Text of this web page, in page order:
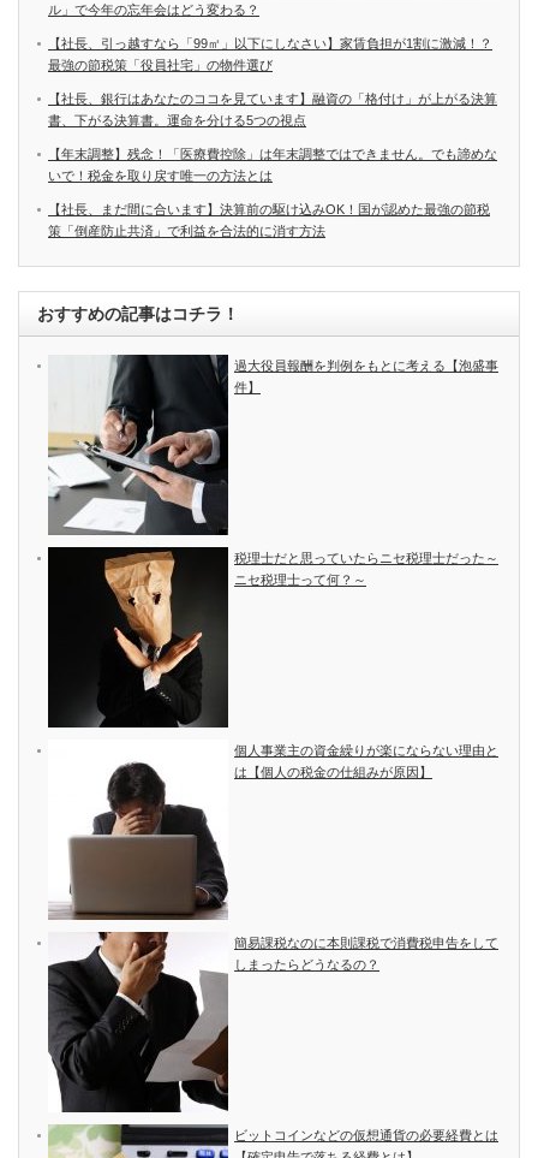
ル」で今年の忘年会はどう変わる？
【社長、引っ越すなら「99㎡」以下にしなさい】家賃負担が1割に激減！？
最強の節税策「役員社宅」の物件選び
【社長、銀行はあなたのココを見ています】融資の「格付け」が上がる決算
書、下がる決算書。運命を分ける5つの視点
【年末調整】残念！「医療費控除」は年末調整ではできません。でも諦めな
いで！税金を取り戻す唯一の方法とは
【社長、まだ間に合います】決算前の駆け込みOK！国が認めた最強の節税
策「倒産防止共済」で利益を合法的に消す方法
おすすめの記事はコチラ！
過大役員報酬を判例をもとに考える【泡盛事
件】
税理士だと思っていたらニセ税理士だった～
ニセ税理士って何？～
個人事業主の資金繰りが楽にならない理由と
は【個人の税金の仕組みが原因】
簡易課税なのに本則課税で消費税申告をして
しまったらどうなるの？
ビットコインなどの仮想通貨の必要経費とは